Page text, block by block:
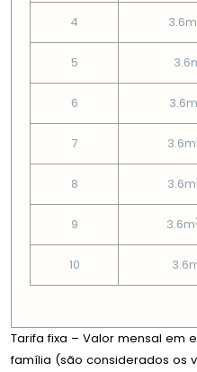
4 3.6m
5
6 3.6m
7 3.6m
8 3.6m
9 3.6m
10
Tarifa fixa – Valor mensal em
família (são considerados os